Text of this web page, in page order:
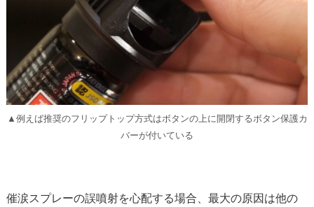
▲例えば推奨のフリップトップ方式はボタンの上に開閉するボタン保護カ
バーが付いている
催涙スプレーの誤噴射を心配する場合、最大の原因は他の